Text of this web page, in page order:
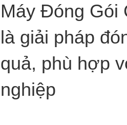
Máy Đóng Gói
là giải pháp
quả, phù hợp
nghiệp